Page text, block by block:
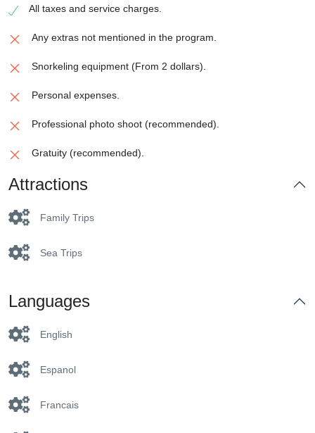
All taxes and service charges.
Any extras not mentioned in the program.
Snorkeling equipment (From 2 dollars).
Personal expenses.
Professional photo shoot (recommended).
Gratuity (recommended).
Attractions
Family Trips
Sea Trips
Languages
English
Espanol
Francais